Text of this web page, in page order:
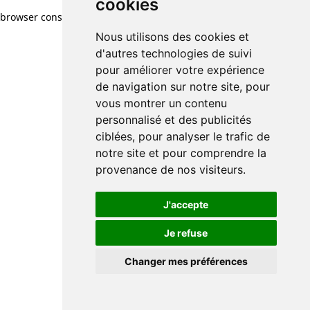
cookies
Nous utilisons des cookies et
d'autres technologies de suivi
pour améliorer votre expérience
de navigation sur notre site, pour
vous montrer un contenu
personnalisé et des publicités
ciblées, pour analyser le trafic de
notre site et pour comprendre la
provenance de nos visiteurs.
J'accepte
Je refuse
Changer mes préférences
browser console for more information)